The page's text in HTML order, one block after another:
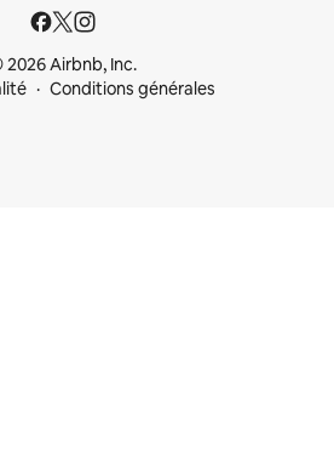
2026 Airbnb, Inc.
Conditions générales